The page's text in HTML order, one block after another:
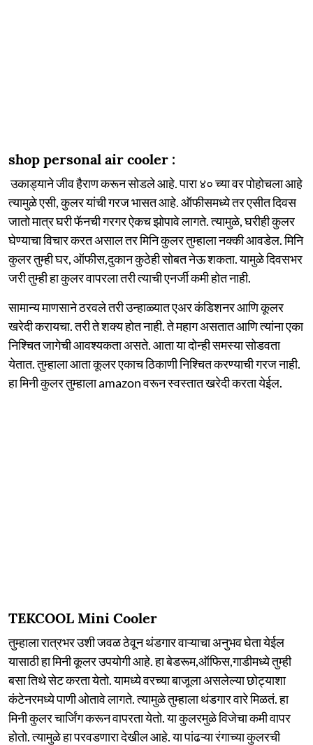
shop personal air cooler :
उकाड्याने जीव हैराण करून सोडले आहे. पारा ४० च्या वर पोहोचला आहे
त्यामुळे एसी, कुलर यांची गरज भासत आहे. ऑफीसमध्ये तर एसीत दिवस
जातो मात्र घरी फॅनची गरगर ऐकच झोपावे लागते. त्यामुळे, घरीही कुलर
घेण्याचा विचार करत असाल तर मिनि कुलर तुम्हाला नक्की आवडेल. मिनि
कुलर तुम्ही घर, ऑफीस,दुकान कुठेही सोबत नेऊ शकता. यामुळे दिवसभर
जरी तुम्ही हा कुलर वापरला तरी त्याची एनर्जी कमी होत नाही.
सामान्य माणसाने ठरवले तरी उन्हाळ्यात एअर कंडिशनर आणि कूलर
खरेदी करायचा. तरी ते शक्य होत नाही. ते महाग असतात आणि त्यांना एका
निश्चित जागेची आवश्यकता असते. आता या दोन्ही समस्या सोडवता
येतात. तुम्हाला आता कूलर एकाच ठिकाणी निश्चित करण्याची गरज नाही.
हा मिनी कुलर तुम्हाला amazon वरून स्वस्तात खरेदी करता येईल.
TEKCOOL Mini Cooler
तुम्हाला रात्रभर उशी जवळ ठेवून थंडगार वाऱ्याचा अनुभव घेता येईल
यासाठी हा मिनी कूलर उपयोगी आहे. हा बेडरूम,ऑफिस,गाडीमध्ये तुम्ही
बसा तिथे सेट करता येतो. यामध्ये वरच्या बाजूला असलेल्या छोट्याशा
कंटेनरमध्ये पाणी ओतावे लागते. त्यामुळे तुम्हाला थंडगार वारे मिळतं. हा
मिनी कुलर चार्जिंग करून वापरता येतो. या कुलरमुळे विजेचा कमी वापर
होतो. त्यामुळे हा परवडणारा देखील आहे. या पांढऱ्या रंगाच्या कुलरची